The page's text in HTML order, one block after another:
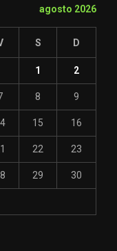
agosto 2026
S D
1 2
8 9
15 16
22 23
29 30